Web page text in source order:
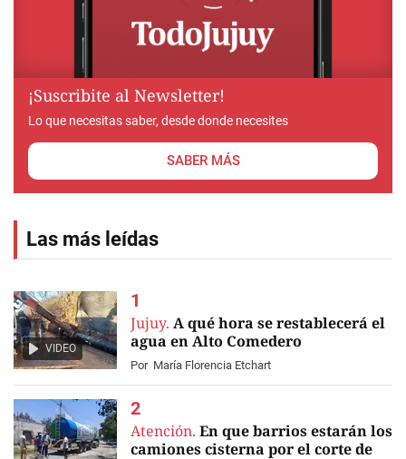
¡Suscribite al Newsletter!
Lo que necesitas saber, desde donde necesites
SABER MÁS
Las más leídas
VIDEO
Jujuy. A qué hora se restablecerá el
agua en Alto Comedero
Por María Florencia Etchart
Atención. En que barrios estarán los
camiones cisterna por el corte de